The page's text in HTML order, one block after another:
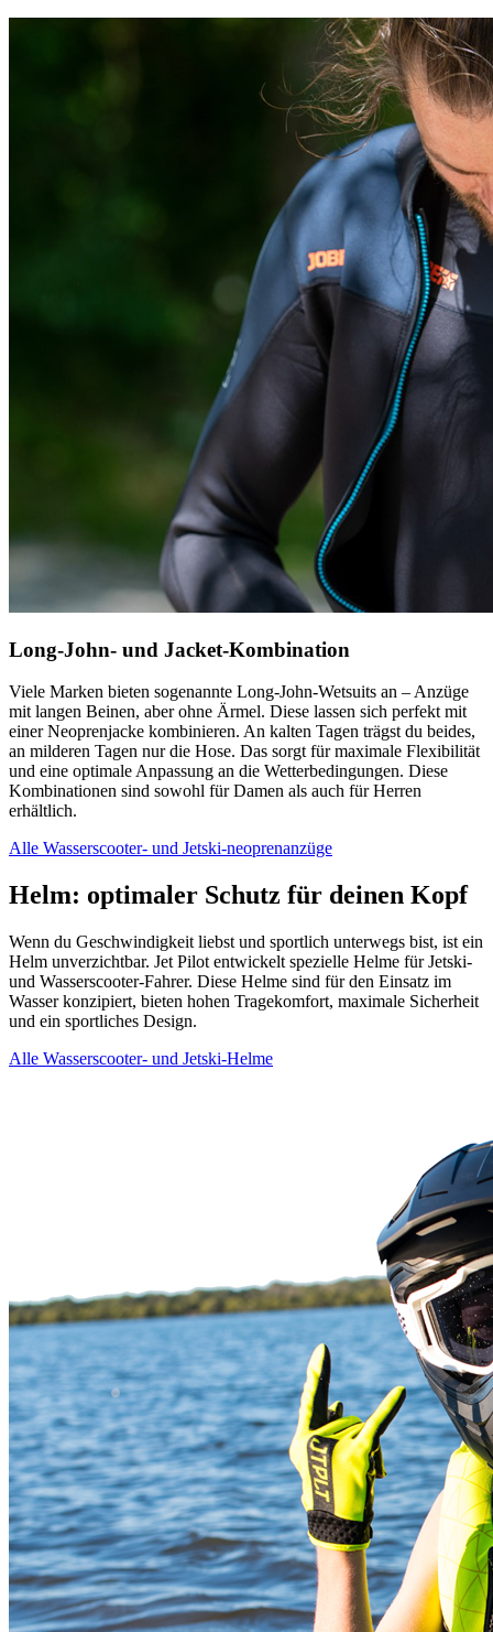
Long-John- und Jacket-Kombination
Viele Marken bieten sogenannte Long-John-Wetsuits an – Anzüge
mit langen Beinen, aber ohne Ärmel. Diese lassen sich perfekt mit
einer Neoprenjacke kombinieren. An kalten Tagen trägst du beides,
an milderen Tagen nur die Hose. Das sorgt für maximale Flexibilität
und eine optimale Anpassung an die Wetterbedingungen. Diese
Kombinationen sind sowohl für Damen als auch für Herren
erhältlich.
Alle Wasserscooter- und Jetski-neoprenanzüge
Helm: optimaler Schutz für deinen Kopf
Wenn du Geschwindigkeit liebst und sportlich unterwegs bist, ist ein
Helm unverzichtbar. Jet Pilot entwickelt spezielle Helme für Jetski-
und Wasserscooter-Fahrer. Diese Helme sind für den Einsatz im
Wasser konzipiert, bieten hohen Tragekomfort, maximale Sicherheit
und ein sportliches Design.
Alle Wasserscooter- und Jetski-Helme